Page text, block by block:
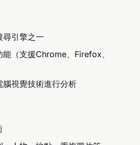
尋引擎之一
（支援Chrome、Firefox、
腦視覺技術進行分析